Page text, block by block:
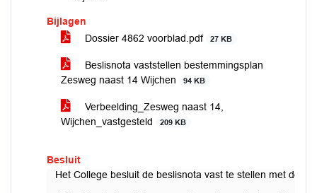
Bijlagen
Dossier 4862 voorblad.pdf
27 KB
Beslisnota vaststellen bestemmingsplan
Zesweg naast 14 Wijchen
94 KB
Verbeelding_Zesweg naast 14,
Wijchen_vastgesteld
209 KB
Besluit
Het College besluit de beslisnota vast te stellen met de